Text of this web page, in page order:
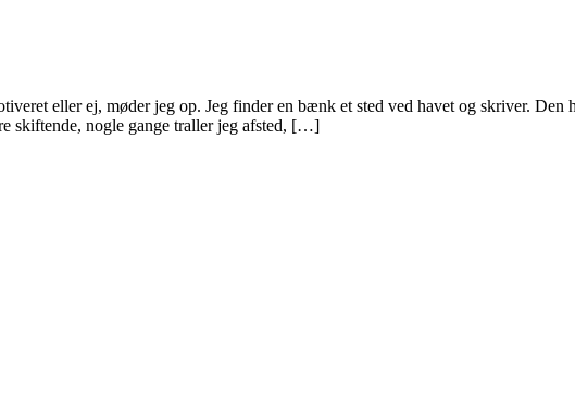
eller ej, møder jeg op. Jeg finder en bænk et sted ved havet og skriver.
skiftende, nogle gange traller jeg afsted, […]